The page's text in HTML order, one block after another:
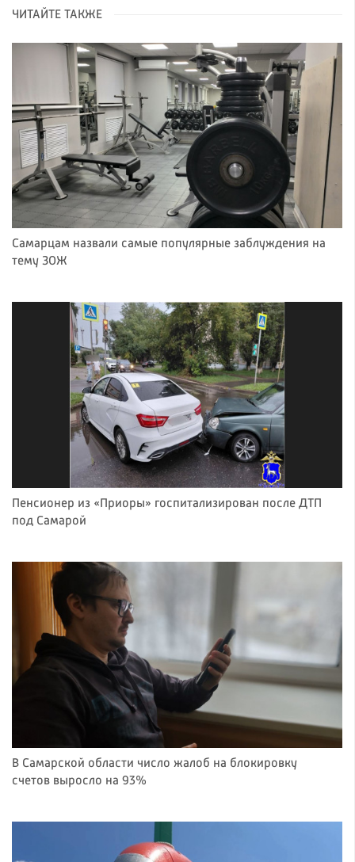
ЧИТАЙТЕ ТАКЖЕ
Самарцам назвали самые популярные заблуждения на
тему ЗОЖ
Пенсионер из «Приоры» госпитализирован после ДТП
под Самарой
В Самарской области число жалоб на блокировку
счетов выросло на 93%